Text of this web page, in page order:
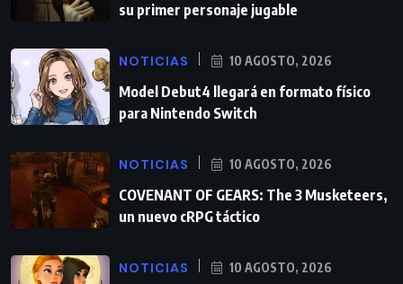
su primer personaje jugable
NOTICIAS 10 AGOSTO, 2026
Model Debut4 llegará en formato físico
para Nintendo Switch
NOTICIAS 10 AGOSTO, 2026
COVENANT OF GEARS: The 3 Musketeers,
un nuevo cRPG táctico
NOTICIAS 10 AGOSTO, 2026